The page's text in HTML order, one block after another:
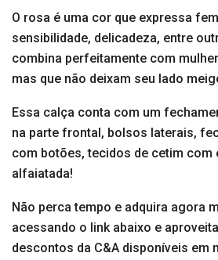
O rosa é uma cor que expressa
sensibilidade, delicadeza, entre
combina perfeitamente com
mas que não deixam seu lado
Essa calça conta com um
na parte frontal, bolsos laterais,
com botões, tecidos de cetim com
alfaiatada!
Não perca tempo e adquira agora
acessando o link abaixo e
descontos da C&A disponíveis em